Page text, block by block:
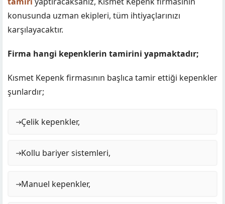
konusunda uzman ekipleri, tüm ihtiyaçlarınızı
karşılayacaktır.
Firma hangi kepenklerin tamirini yapmaktadır;
Kısmet Kepenk firmasının başlıca tamir ettiği kepenkler
şunlardır;
Çelik kepenkler,
Kollu bariyer sistemleri,
Manuel kepenkler,